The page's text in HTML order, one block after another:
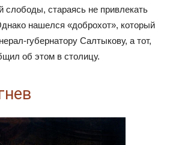
слободы, стараясь не привлекать
нашелся «доброхот», который
губернатору Салтыкову, а тот,
об этом в столицу.